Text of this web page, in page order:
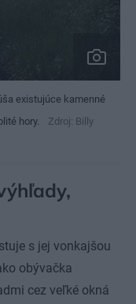
existujúce kamenné
hory.
Zdroj: Billy
s jej vonkajšou
obývačka
cez veľké okná